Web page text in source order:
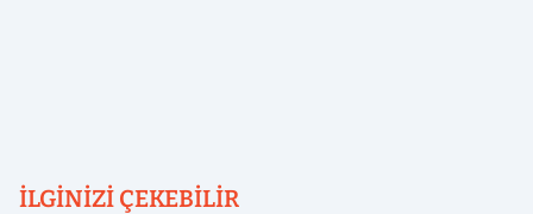
İLGINIZI ÇEKEBILIR